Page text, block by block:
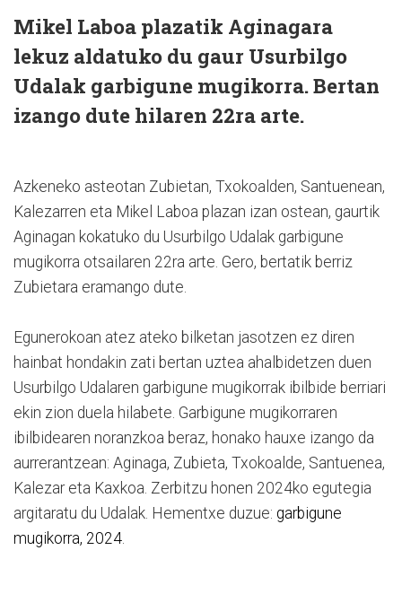
Mikel Laboa plazatik Aginagara
lekuz aldatuko du gaur Usurbilgo
Udalak garbigune mugikorra. Bertan
izango dute hilaren 22ra arte.
Azkeneko asteotan Zubietan, Txokoalden, Santuenean,
Kalezarren eta Mikel Laboa plazan izan ostean, gaurtik
Aginagan kokatuko du Usurbilgo Udalak garbigune
mugikorra otsailaren 22ra arte. Gero, bertatik berriz
Zubietara eramango dute.
Egunerokoan atez ateko bilketan jasotzen ez diren
hainbat hondakin zati bertan uztea ahalbidetzen duen
Usurbilgo Udalaren garbigune mugikorrak ibilbide berriari
ekin zion duela hilabete. Garbigune mugikorraren
ibilbidearen noranzkoa beraz, honako hauxe izango da
aurrerantzean: Aginaga, Zubieta, Txokoalde, Santuenea,
Kalezar eta Kaxkoa. Zerbitzu honen 2024ko egutegia
argitaratu du Udalak. Hementxe duzue: garbigune
mugikorra, 2024.